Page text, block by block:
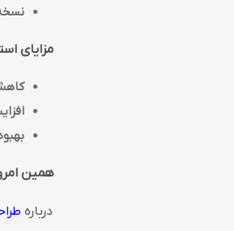
مزایای
همین
درباره